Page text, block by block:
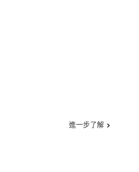
進一步了解